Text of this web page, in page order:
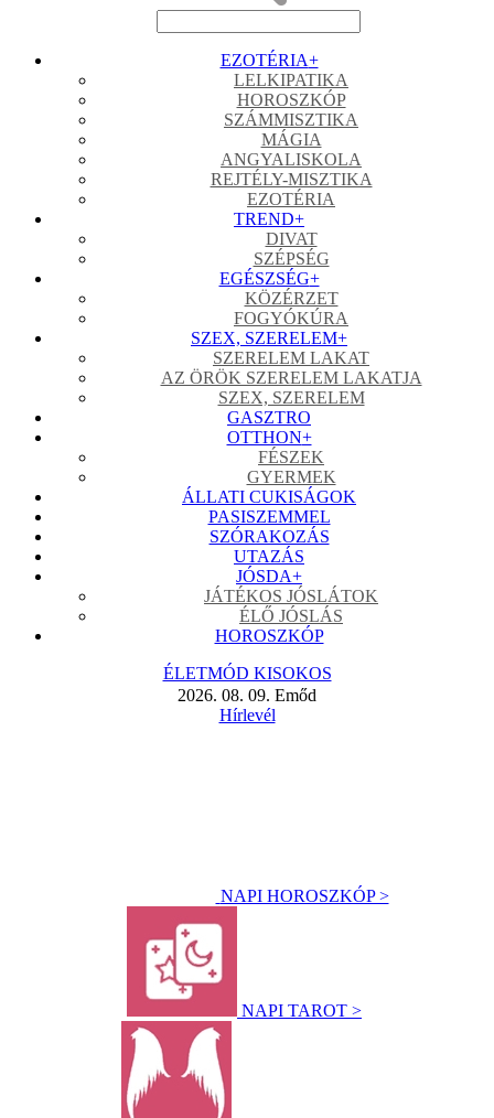
EZOTÉRIA+
LELKIPATIKA
HOROSZKÓP
SZÁMMISZTIKA
MÁGIA
ANGYALISKOLA
REJTÉLY-MISZTIKA
EZOTÉRIA
TREND+
DIVAT
SZÉPSÉG
EGÉSZSÉG+
KÖZÉRZET
FOGYÓKÚRA
SZEX, SZERELEM+
SZERELEM LAKAT
AZ ÖRÖK SZERELEM LAKATJA
SZEX, SZERELEM
GASZTRO
OTTHON+
FÉSZEK
GYERMEK
ÁLLATI CUKISÁGOK
PASISZEMMEL
SZÓRAKOZÁS
UTAZÁS
JÓSDA+
JÁTÉKOS JÓSLÁTOK
ÉLŐ JÓSLÁS
HOROSZKÓP
ÉLETMÓD KISOKOS
2026. 08. 09. Emőd
Hírlevél
NAPI HOROSZKÓP >
NAPI TAROT >